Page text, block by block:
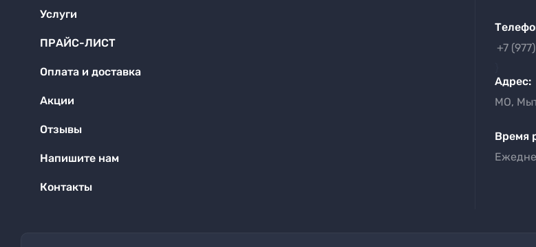
Услуги
ПРАЙС-ЛИСТ
Оплата и доставка
Акции
Отзывы
Напишите нам
Контакты
+7
Адрес:
МО,
Время